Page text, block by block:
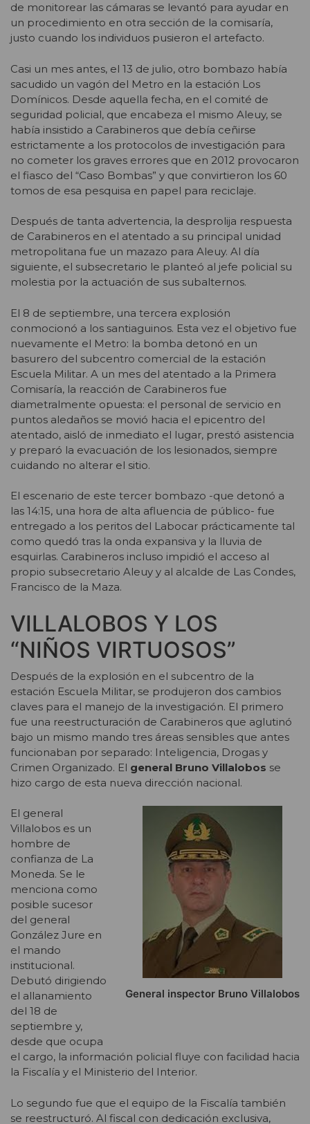
de monitorear las cámaras se levantó para ayudar en
un procedimiento en otra sección de la comisaría,
justo cuando los individuos pusieron el artefacto.
Casi un mes antes, el 13 de julio, otro bombazo había
sacudido un vagón del Metro en la estación Los
Domínicos. Desde aquella fecha, en el comité de
seguridad policial, que encabeza el mismo Aleuy, se
había insistido a Carabineros que debía ceñirse
estrictamente a los protocolos de investigación para
no cometer los graves errores que en 2012 provocaron
el fiasco del “Caso Bombas” y que convirtieron los 60
tomos de esa pesquisa en papel para reciclaje.
Después de tanta advertencia, la desprolija respuesta
de Carabineros en el atentado a su principal unidad
metropolitana fue un mazazo para Aleuy. Al día
siguiente, el subsecretario le planteó al jefe policial su
molestia por la actuación de sus subalternos.
El 8 de septiembre, una tercera explosión
conmocionó a los santiaguinos. Esta vez el objetivo fue
nuevamente el Metro: la bomba detonó en un
basurero del subcentro comercial de la estación
Escuela Militar. A un mes del atentado a la Primera
Comisaría, la reacción de Carabineros fue
diametralmente opuesta: el personal de servicio en
puntos aledaños se movió hacia el epicentro del
atentado, aisló de inmediato el lugar, prestó asistencia
y preparó la evacuación de los lesionados, siempre
cuidando no alterar el sitio.
El escenario de este tercer bombazo -que detonó a
las 14:15, una hora de alta afluencia de público- fue
entregado a los peritos del Labocar prácticamente tal
como quedó tras la onda expansiva y la lluvia de
esquirlas. Carabineros incluso impidió el acceso al
propio subsecretario Aleuy y al alcalde de Las Condes,
Francisco de la Maza.
VILLALOBOS Y LOS
“NIÑOS VIRTUOSOS”
Después de la explosión en el subcentro de la
estación Escuela Militar, se produjeron dos cambios
claves para el manejo de la investigación. El primero
fue una reestructuración de Carabineros que aglutinó
bajo un mismo mando tres áreas sensibles que antes
funcionaban por separado: Inteligencia, Drogas y
Crimen Organizado. El general Bruno Villalobos se
hizo cargo de esta nueva dirección nacional.
General inspector Bruno Villalobos
El general
Villalobos es un
hombre de
confianza de La
Moneda. Se le
menciona como
posible sucesor
del general
González Jure en
el mando
institucional.
Debutó dirigiendo
el allanamiento
del 18 de
septiembre y,
desde que ocupa
el cargo, la información policial fluye con facilidad hacia
la Fiscalía y el Ministerio del Interior.
Lo segundo fue que el equipo de la Fiscalía también
se reestructuró. Al fiscal con dedicación exclusiva,